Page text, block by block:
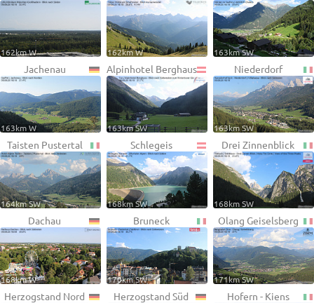
162km W 162km W 163km SW
Jachenau
163km W
Alpinhotel Berghaus
163km SW
Niederdorf
163km SW
Taisten Pustertal
164km SW
Schlegeis
168km SW
Drei Zinnenblick
168km SW
Dachau
168km W
Bruneck
170km SW
Olang Geiselsberg
171km SW
Herzogstand Nord Herzogstand Süd Hofern - Kiens